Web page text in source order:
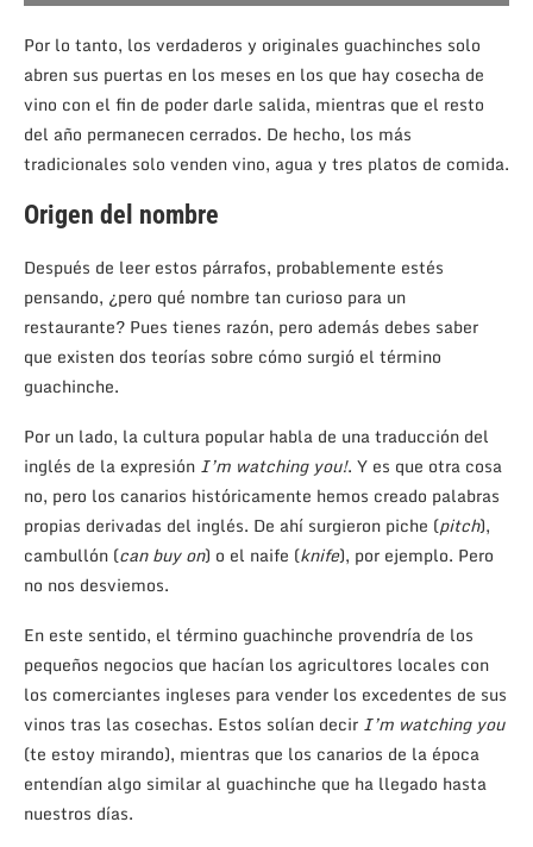
Por lo tanto, los verdaderos y originales guachinches solo
abren sus puertas en los meses en los que hay cosecha de
vino con el fin de poder darle salida, mientras que el resto
del año permanecen cerrados. De hecho, los más
tradicionales solo venden vino, agua y tres platos de comida.
Origen del nombre
Después de leer estos párrafos, probablemente estés
pensando, ¿pero qué nombre tan curioso para un
restaurante? Pues tienes razón, pero además debes saber
que existen dos teorías sobre cómo surgió el término
guachinche.
Por un lado, la cultura popular habla de una traducción del
inglés de la expresión I’m watching you!. Y es que otra cosa
no, pero los canarios históricamente hemos creado palabras
propias derivadas del inglés. De ahí surgieron piche (pitch),
cambullón (can buy on) o el naife (knife), por ejemplo. Pero
no nos desviemos.
En este sentido, el término guachinche provendría de los
pequeños negocios que hacían los agricultores locales con
los comerciantes ingleses para vender los excedentes de sus
vinos tras las cosechas. Estos solían decir I’m watching you
(te estoy mirando), mientras que los canarios de la época
entendían algo similar al guachinche que ha llegado hasta
nuestros días.